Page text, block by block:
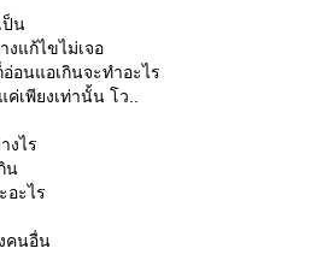
ป็น
แก้ไขไม่เจอ
นแอเกินจะทำอะไร
เพียงเท่านั้น โว..
งไร
น
อะไร
คนอื่น